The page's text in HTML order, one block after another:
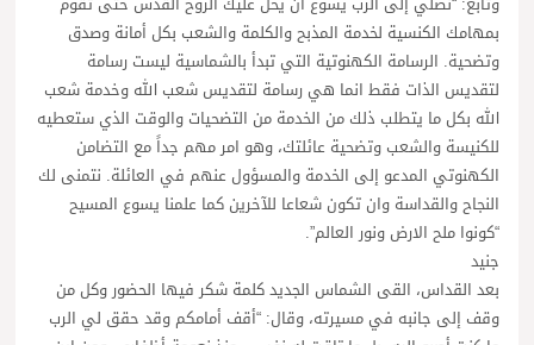
بمهامك الكنسية لخدمة المذبح والكلمة والشعب بكل أمانة وصدق
وتضحية. الرسامة الكهنوتية التي تبدأ بالشماسية ليست رسامة
لتقديس الذات فقط انما هي رسامة لتقديس شعب الله وخدمة شعب
الله بكل ما يتطلب ذلك من الخدمة من التضحيات والوقت الذي ستعطيه
للكنيسة والشعب وتضحية عائلتك، وهو امر مهم جداً مع التضامن
الكهنوتي المدعو إلى الخدمة والمسؤول عنهم في العائلة. نتمنى لك
النجاح والقداسة وان تكون شعاعا للآخرين كما علمنا يسوع المسيح
“كونوا ملح الارض ونور العالم”.
جنيد
بعد القداس، القى الشماس الجديد كلمة شكر فيها الحضور وكل من
وقف إلى جانبه في مسيرته، وقال: “أقف أمامكم وقد حقق لي الرب